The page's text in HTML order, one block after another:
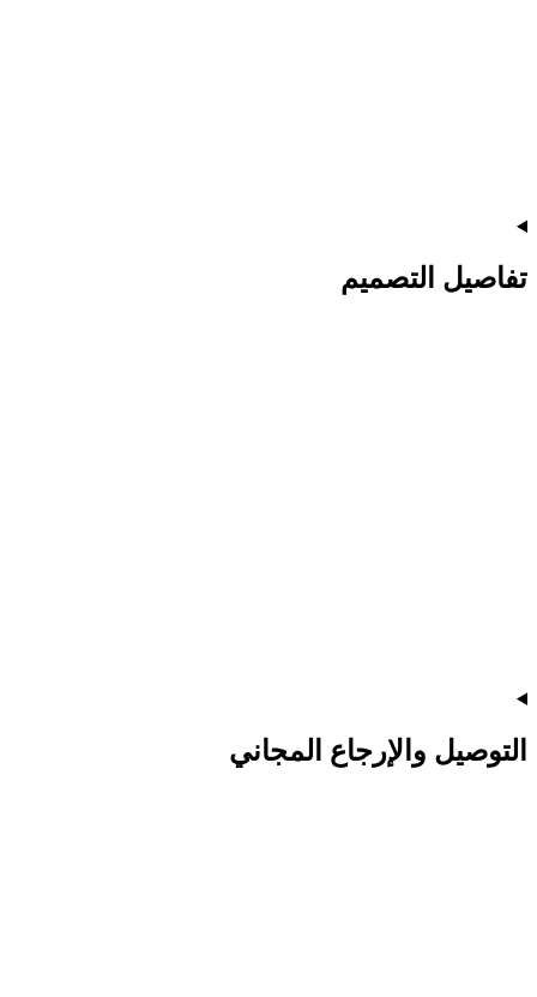
تفاصيل التصميم
التوصيل والإرجاع المجاني